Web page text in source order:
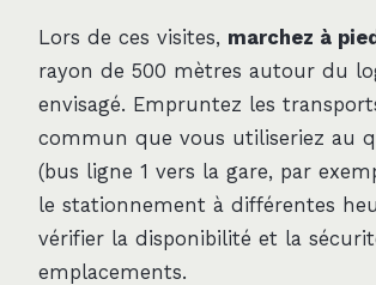
Lors de ces visites, marchez à pied
rayon de 500 mètres autour du
envisagé. Empruntez les
commun que vous utiliseriez au
(bus ligne 1 vers la gare, par
le stationnement à différentes
vérifier la disponibilité et la
emplacements.